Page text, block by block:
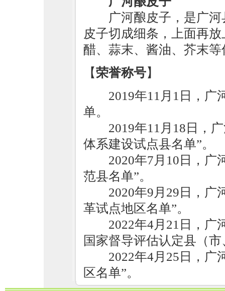
广河酿皮子，是广
皮子切成细条，上面再
醋、蒜末、酱油、芥末等
【荣誉称号】
2019年11月1日，广
单。
2019年11月18日，
体系建设试点县名单”。
2020年7月10日，广
范县名单”。
2020年9月29日，广
革试点地区名单”。
2022年4月21日，广
国家督导评估认定县（
2022年4月25日，广
区名单”。